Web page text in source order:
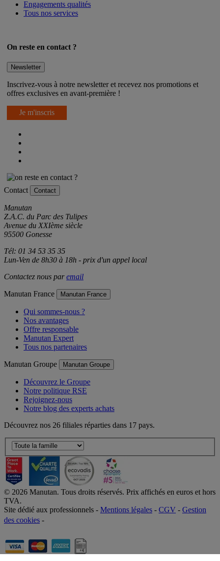
Engagements qualités
Tous nos services
On reste en contact ?
Newsletter
Inscrivez-vous à notre newsletter et recevez nos promotions et
offres exclusives en avant-première !
Je m'inscris
Contact Contact
Manutan
Z.A.C. du Parc des Tulipes
Avenue du XXIème siècle
95500 Gonesse
Tél: 01 34 53 35 35
Lun-Ven de 8h30 à 18h - prix d'un appel local
Contactez nous paremail
Manutan France Manutan France
Qui sommes-nous ?
Nos avantages
Offre responsable
Manutan Expert
Tous nos partenaires
Manutan Groupe Manutan Groupe
Découvrez le Groupe
Notre politique RSE
Rejoignez-nous
Notre blog des experts achats
Découvrez nos 26 filiales réparties dans 17 pays.
© 2026 Manutan. Tous droits réservés. Prix affichés en euros et hors
TVA.
Site dédié aux professionnels - Mentions légales - CGV - Gestion
des cookies -